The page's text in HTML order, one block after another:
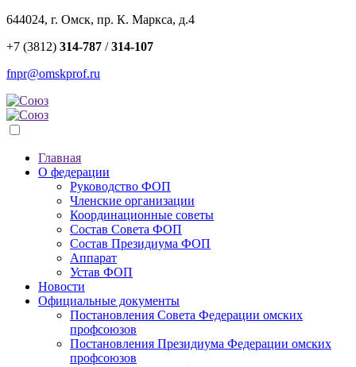
644024, г. Омск, пр. К. Маркса, д.4
+7 (3812) 314-787 /314-107
fnpr@omskprof.ru
Главная
О федерации
Руководство ФОП
Членские организации
Координационные советы
Состав Совета ФОП
Состав Президиума ФОП
Аппарат
Устав ФОП
Новости
Официальные документы
Постановления Совета Федерации омских
профсоюзов
Постановления Президиума Федерации омских
профсоюзов